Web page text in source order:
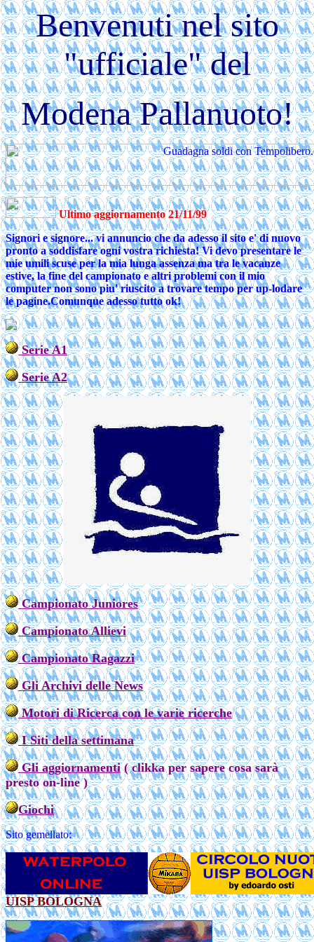
Benvenuti nel sito
"ufficiale" del
Modena Pallanuoto!
Ultimo aggiornamento 21/11/99
Signori e signore... vi annuncio che da adesso il sito e' di nuovo
pronto a soddisfare ogni vostra richiesta! Vi devo presentare le
mie umili scuse per la mia lunga assenza ma tra le vacanze
estive, la fine del campionato e altri problemi con il mio
computer non sono piu' riuscito a trovare tempo per up-lodare
le pagine.Comunque adesso tutto ok!
Serie A1
Serie A2
Campionato Juniores
Campionato Allievi
Campionato Ragazzi
Gli Archivi delle News
Motori di Ricerca con le varie ricerche
I Siti della settimana
Gli aggiornamenti( clikka per sapere cosa sarà
presto on-line )
Giochi
Sito gemellato:
UISP BOLOGNA